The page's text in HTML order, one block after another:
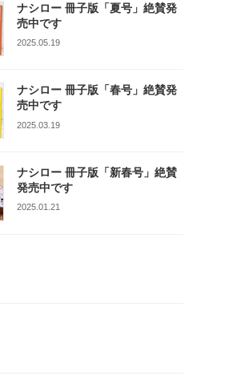
ナシロー 冊子版「夏号」絶賛発
売中です
2025.05.19
ナシロー 冊子版「春号」絶賛発
売中です
2025.03.19
ナシロー 冊子版「新春号」絶賛
発売中です
2025.01.21